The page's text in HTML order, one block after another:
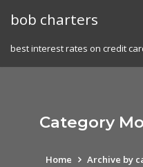
bob charters
best interest rates on credit
Category
Home Archive by